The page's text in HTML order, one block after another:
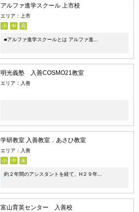
アルファ進学スクール 上市校
エリア：上市
小
中 高
■アルファ進学スクールとは アルファ進...
明光義塾 入善COSMO21教室
エリア：入善
学研教室 入善教室．あさひ教室
エリア：入善
小
中 未
約２年間のアシスタントを経て、H２９年...
富山育英センター 入善校